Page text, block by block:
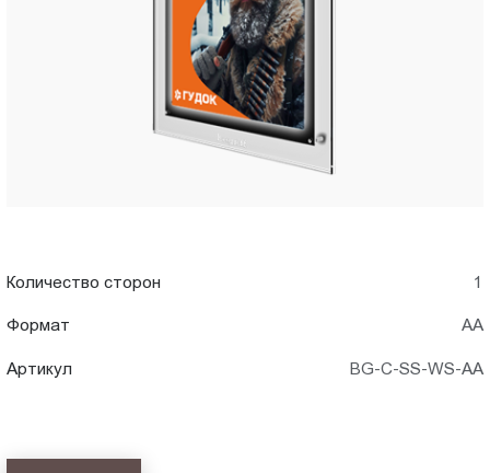
Архангельске
Количество сторон 1
Формат АА
Артикул BG-C-SS-WS-AA